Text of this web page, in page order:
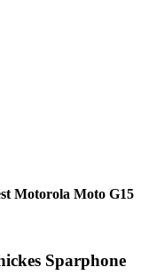
Motorola Moto G15
Sparphone